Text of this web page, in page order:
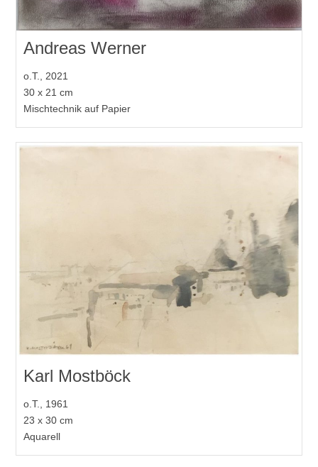
Andreas Werner
o.T., 2021
30 x 21 cm
Mischtechnik auf Papier
Karl Mostböck
o.T., 1961
23 x 30 cm
Aquarell